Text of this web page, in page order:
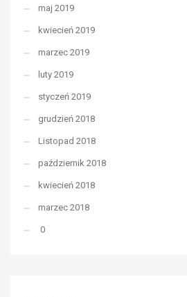
maj 2019
kwiecień 2019
marzec 2019
luty 2019
styczeń 2019
grudzień 2018
Listopad 2018
październik 2018
kwiecień 2018
marzec 2018
0